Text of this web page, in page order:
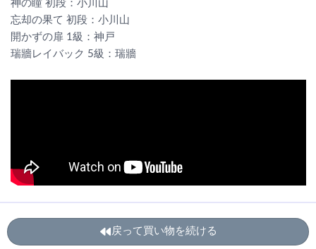
神の瞳 初段：小川山
忘却の果て 初段：小川山
開かずの扉 1級：神戸
瑞牆レイバック 5級：瑞牆
戻って買い物を続ける